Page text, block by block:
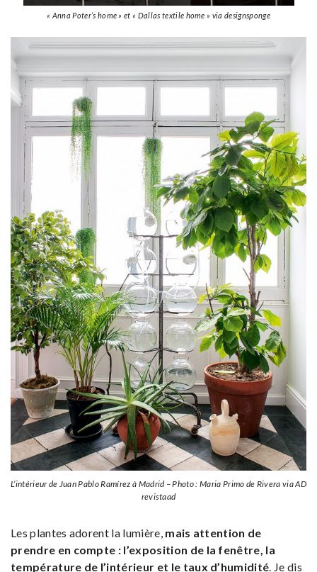
« Anna Poter’s home » et « Dallas textile home » via designsponge
L’intérieur de Juan Pablo Ramírez à Madrid – Photo : Maria Primo de Rivera via AD
revistaad
Les plantes adorent la lumière, mais attention de
prendre en compte : l’exposition de la fenêtre, la
température de l’intérieur et le taux d’humidité. Je dis